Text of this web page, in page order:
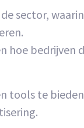
sector,
hoe bedrijven
tools te